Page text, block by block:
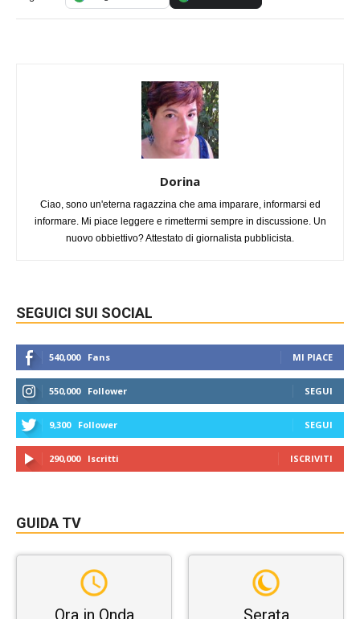
Dorina
Ciao, sono un'eterna ragazzina che ama imparare, informarsi ed
informare. Mi piace leggere e rimettermi sempre in discussione. Un
nuovo obbiettivo? Attestato di giornalista pubblicista.
SEGUICI SUI SOCIAL
540,000 Fans MI PIACE
550,000 Follower SEGUI
9,300 Follower SEGUI
290,000 Iscritti ISCRIVITI
GUIDA TV
Ora in Onda Serata